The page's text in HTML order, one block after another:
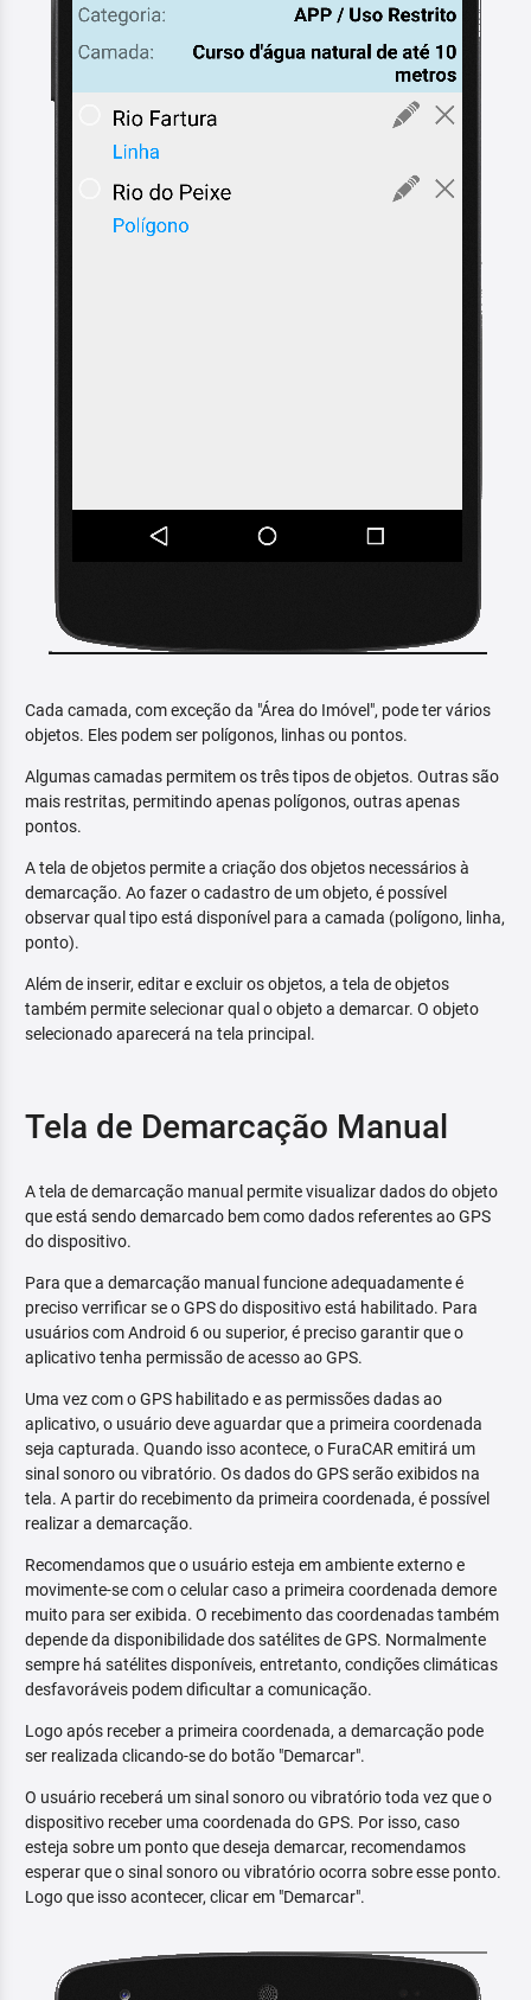
Cada camada, com exceção da "Área do Imóvel", pode ter vários
objetos. Eles podem ser polígonos, linhas ou pontos.
Algumas camadas permitem os três tipos de objetos. Outras são
mais restritas, permitindo apenas polígonos, outras apenas
pontos.
A tela de objetos permite a criação dos objetos necessários à
demarcação. Ao fazer o cadastro de um objeto, é possível
observar qual tipo está disponível para a camada (polígono, linha,
ponto).
Além de inserir, editar e excluir os objetos, a tela de objetos
também permite selecionar qual o objeto a demarcar. O objeto
selecionado aparecerá na tela principal.
Tela de Demarcação Manual
A tela de demarcação manual permite visualizar dados do objeto
que está sendo demarcado bem como dados referentes ao GPS
do dispositivo.
Para que a demarcação manual funcione adequadamente é
preciso verrificar se o GPS do dispositivo está habilitado. Para
usuários com Android 6 ou superior, é preciso garantir que o
aplicativo tenha permissão de acesso ao GPS.
Uma vez com o GPS habilitado e as permissões dadas ao
aplicativo, o usuário deve aguardar que a primeira coordenada
seja capturada. Quando isso acontece, o FuraCAR emitirá um
sinal sonoro ou vibratório. Os dados do GPS serão exibidos na
tela. A partir do recebimento da primeira coordenada, é possível
realizar a demarcação.
Recomendamos que o usuário esteja em ambiente externo e
movimente-se com o celular caso a primeira coordenada demore
muito para ser exibida. O recebimento das coordenadas também
depende da disponibilidade dos satélites de GPS. Normalmente
sempre há satélites disponíveis, entretanto, condições climáticas
desfavoráveis podem dificultar a comunicação.
Logo após receber a primeira coordenada, a demarcação pode
ser realizada clicando-se do botão "Demarcar".
O usuário receberá um sinal sonoro ou vibratório toda vez que o
dispositivo receber uma coordenada do GPS. Por isso, caso
esteja sobre um ponto que deseja demarcar, recomendamos
esperar que o sinal sonoro ou vibratório ocorra sobre esse ponto.
Logo que isso acontecer, clicar em "Demarcar".